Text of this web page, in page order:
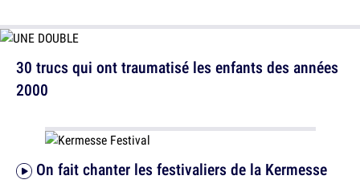
30 trucs qui ont traumatisé les enfants des années
2000
On fait chanter les festivaliers de la Kermesse